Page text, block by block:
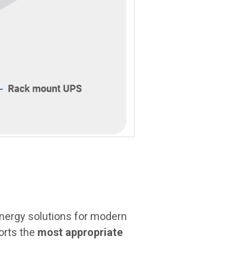
solutions for modern
the most appropriate